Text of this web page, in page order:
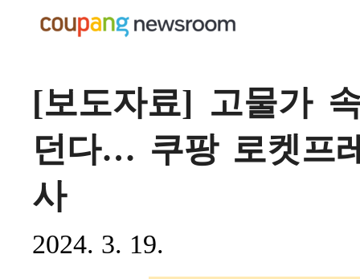
[보도자료] 고물가
던다… 쿠팡 로켓프
사
2024. 3. 19.